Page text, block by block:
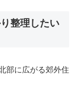
整理したい
部に広がる郊外住